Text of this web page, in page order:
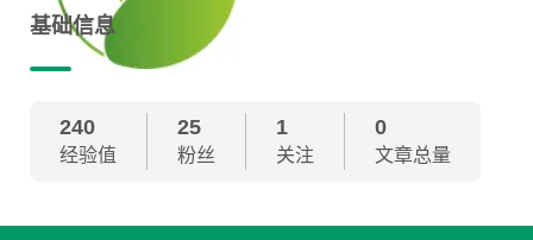
基础信息
240
经验值
25
粉丝
1
关注
0
文章总量